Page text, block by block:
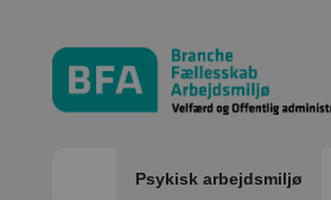
Psykisk arbejdsmiljø